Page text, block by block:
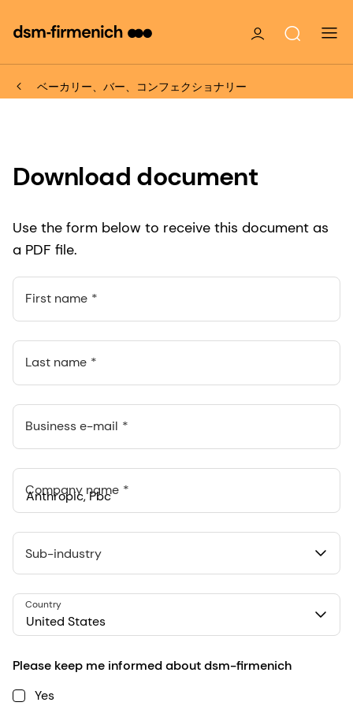
ベーカリー、バー、コンフェクショナリー
Download document
Use the form below to receive this document as
a PDF file.
First name
Last name
Business e-mail
Company name
548 Market St Pmb 90375, San Francisco, California, US
Sub-industry
United States
Country
Please keep me informed about dsm-firmenich
Yes